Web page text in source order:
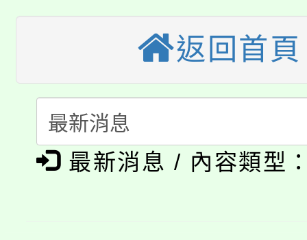
車」活動
桃園市115學年度學生
生本土語及新住民語歌
公告本校115學年度第
代理(課)教師甄選結果(
公告本校115學年度第
代理(課)教師甄選結果(
轉知中國文化大學推廣
《TA101》溝通分析基
淨零綠生活教案入校路
返回首頁
最新消息 / 內容類型